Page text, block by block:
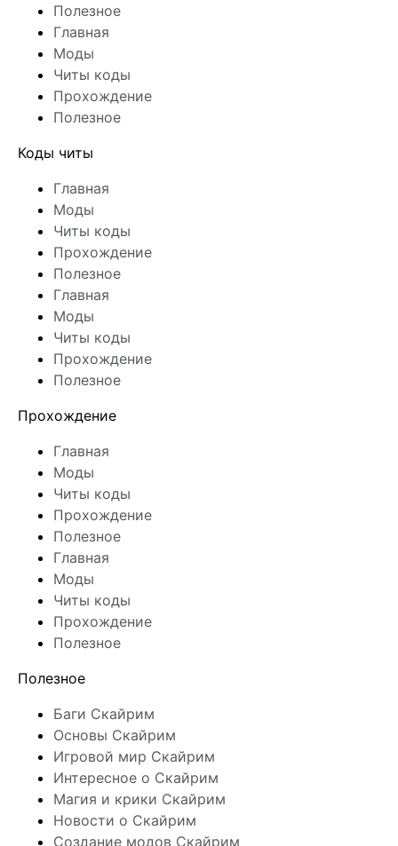
Полезное
Главная
Моды
Читы коды
Прохождение
Полезное
Коды читы
Главная
Моды
Читы коды
Прохождение
Полезное
Главная
Моды
Читы коды
Прохождение
Полезное
Прохождение
Главная
Моды
Читы коды
Прохождение
Полезное
Главная
Моды
Читы коды
Прохождение
Полезное
Полезное
Баги Скайрим
Основы Скайрим
Игровой мир Скайрим
Интересное о Скайрим
Магия и крики Скайрим
Новости о Скайрим
Создание модов Скайрим